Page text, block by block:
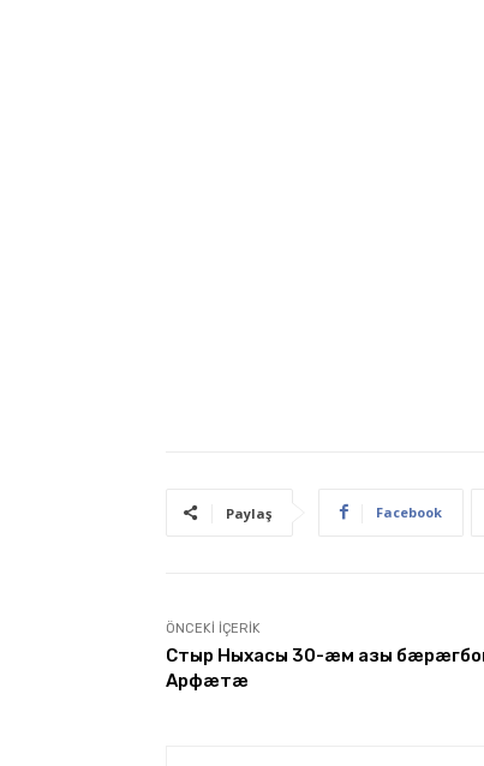
Paylaş Facebook
ÖNCEKI İÇERIK
Стыр Ныхасы 30-æм азы
Арфæтæ